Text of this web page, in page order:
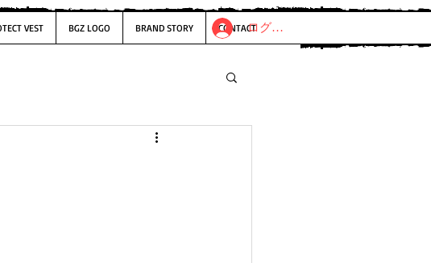
VEST BGZ LOGO BRAND STORY CONTACTログイン